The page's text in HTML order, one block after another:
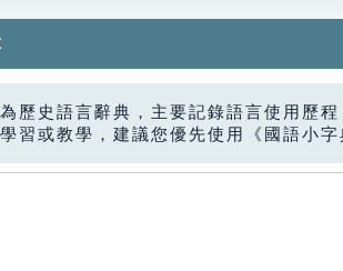
歷史語言辭典，主要記錄語言使用歷
習或教學，建議您優先使用《國語小字